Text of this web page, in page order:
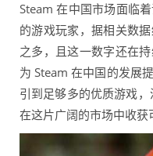
Steam 在中国市场面临
的游戏玩家，据相关数
之多，且这一数字还在
为 Steam 在中国的发展
引到足够多的优质游戏
在这片广阔的市场中收获